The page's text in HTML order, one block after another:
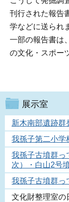
刊行された報告
学などに送られ
一部の報告書は
の文化・スポー
展示室
新木南部遺跡群
我孫子第二小学
我孫子古墳群っ
次）・白山2号墳
我孫子古墳群っ
文化財整理室の